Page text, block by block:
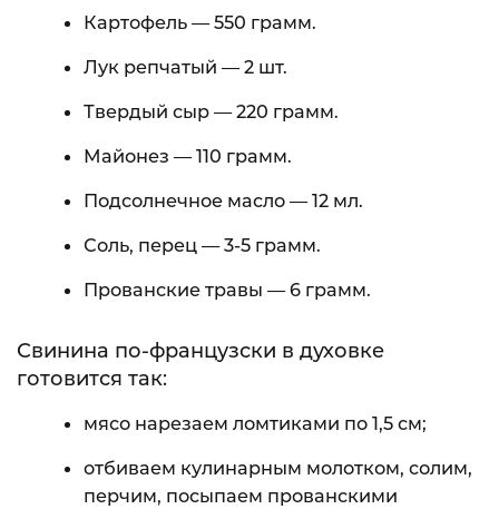
Картофель — 550 грамм.
Лук репчатый — 2 шт.
Твердый сыр — 220 грамм.
Майонез — 110 грамм.
Подсолнечное масло — 12 мл.
Соль, перец — 3-5 грамм.
Прованские травы — 6 грамм.
Свинина по-французски в духовке
готовится так:
мясо нарезаем ломтиками по 1,5 см;
отбиваем кулинарным молотком, солим,
перчим, посыпаем прованскими